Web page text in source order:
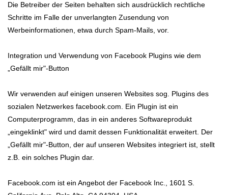
Die Betreiber der Seiten behalten sich ausdrücklich rechtliche
Schritte im Falle der unverlangten Zusendung von
Werbeinformationen, etwa durch Spam-Mails, vor.
Integration und Verwendung von Facebook Plugins wie dem
„Gefällt mir"-Button
Wir verwenden auf einigen unseren Websites sog. Plugins des
sozialen Netzwerkes facebook.com. Ein Plugin ist ein
Computerprogramm, das in ein anderes Softwareprodukt
„eingeklinkt" wird und damit dessen Funktionalität erweitert. Der
„Gefällt mir"-Button, der auf unseren Websites integriert ist, stellt
z.B. ein solches Plugin dar.
Facebook.com ist ein Angebot der Facebook Inc., 1601 S.